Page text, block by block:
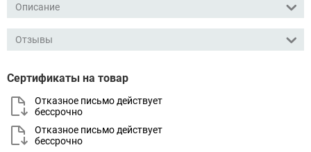
Описание
Отзывы
Сертификаты на товар
Отказное письмо действует
бессрочно
Отказное письмо действует
бессрочно